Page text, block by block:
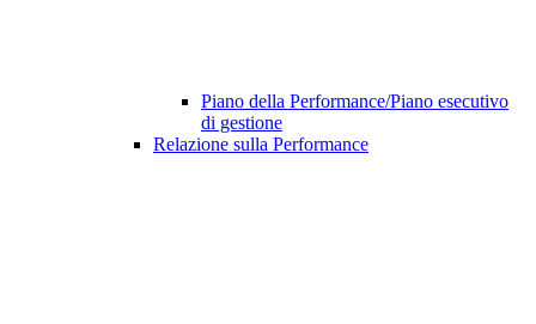
Piano della Performance/Piano esecutivo
di gestione
Relazione sulla Performance